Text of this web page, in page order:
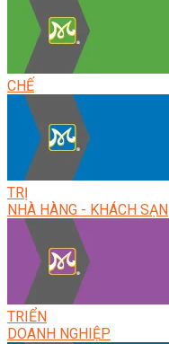
CHẾ
TRỊ
NHÀ HÀNG - KHÁCH SẠN
TRIỂN
DOANH NGHIỆP